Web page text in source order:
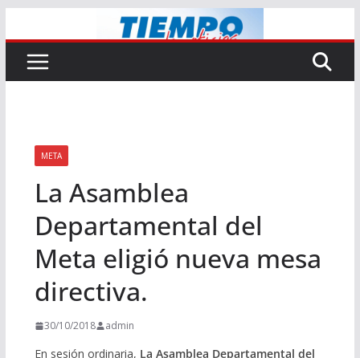
al
contenido
META
La Asamblea
Departamental del
Meta eligió nueva mesa
directiva.
30/10/2018 admin
En sesión ordinaria, La Asamblea Departamental del